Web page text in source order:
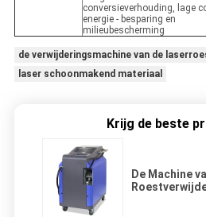
conversieverhouding, lage
energie - besparing en
milieubescherming
de verwijderingsmachine van de
laser schoonmakend materiaal
Krijg de beste
De Machine